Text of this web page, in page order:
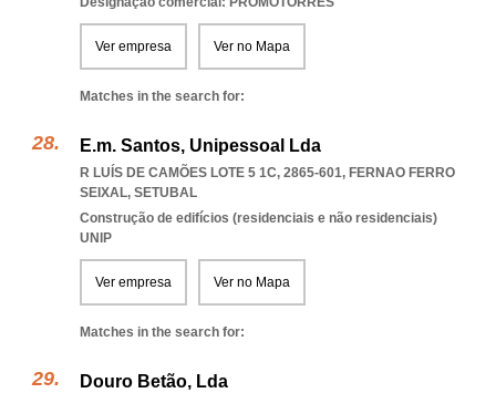
Ver empresa Ver no Mapa
Matches in the search for:
E.m. Santos, Unipessoal Lda
R LUÍS DE CAMÕES LOTE 5 1C, 2865-601, FERNAO FERRO
SEIXAL, SETUBAL
Construção de edifícios (residenciais e não residenciais)
UNIP
Ver empresa Ver no Mapa
Matches in the search for:
Douro Betão, Lda